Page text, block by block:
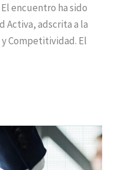
encuentro ha sido
Activa, adscrita a la
Competitividad. El